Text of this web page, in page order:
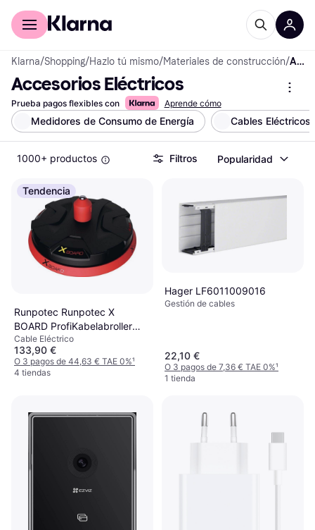
Comprar con Klarna
Klarna/Shopping/Hazlo tú mismo/Materiales de construcción/ Accesorios Eléctricos
Accesorios Eléctricos
Prueba pagos flexibles con Aprende cómo
Medidores de Consumo de Energía Cables Eléctricos
1000+ productos Filtros Popularidad
Tendencia
Runpotec Runpotec X
BOARD ProfiKabelabroller
10137
Cable Eléctrico
133,90 €
O 3 pagos de 44,63 € TAE 0%¹
4 tiendas
Hager LF6011009016
Gestión de cables
22,10 €
O 3 pagos de 7,36 € TAE 0%¹
1 tienda